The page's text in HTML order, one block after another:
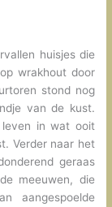
huisjes die
wrakhout door
stond nog
van de kust.
in wat ooit
Verder naar het
geraas
meeuwen, die
aangespoelde